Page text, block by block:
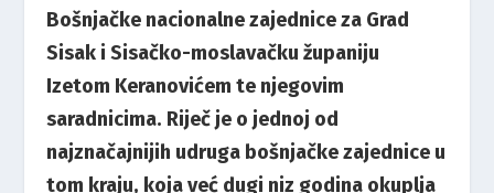
Bošnjačke nacionalne zajednice za Grad
Sisak i Sisačko-moslavačku županiju
Izetom Keranovićem te njegovim
saradnicima. Riječ je o jednoj od
najznačajnijih udruga bošnjačke zajednice u
tom kraju, koja već dugi niz godina okuplja